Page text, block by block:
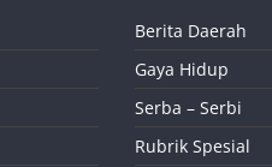
Berita Daerah
Gaya Hidup
Serba – Serbi
Rubrik Spesial